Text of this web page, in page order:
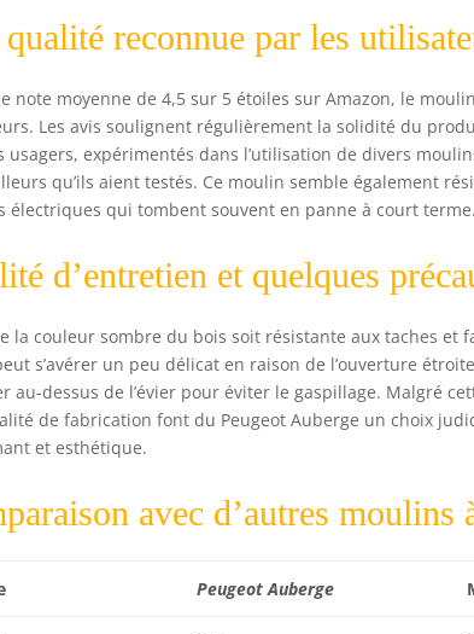
reconnue par les
note moyenne de 4,5 sur 5 étoiles sur Amazon, le
Les avis soulignent régulièrement la solidité du
usagers, expérimentés dans l’utilisation de divers
qu’ils aient testés. Ce moulin semble également
électriques qui tombent souvent en panne à court terme.
d’entretien et quelques
la couleur sombre du bois soit résistante aux taches et
s’avérer un peu délicat en raison de l’ouverture
au-dessus de l’évier pour éviter le gaspillage. Malgré
de fabrication font du Peugeot Auberge un choix
et esthétique.
avec d’autres moulins
Peugeot Auberge